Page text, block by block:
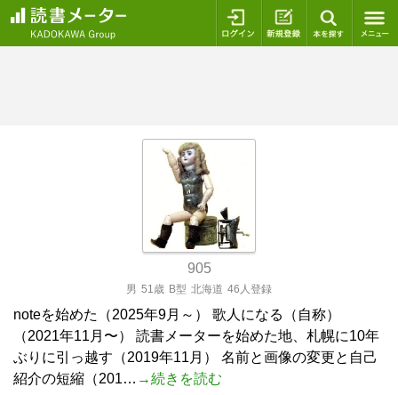
ログイン 新規登録
905
男 51歳 B型 北海道 46人登録
noteを始めた（2025年9月～） 歌人になる（自称）
（2021年11月〜） 読書メーターを始めた地、札幌に10年
ぶりに引っ越す（2019年11月） 名前と画像の変更と自己
紹介の短縮（201… →続きを読む